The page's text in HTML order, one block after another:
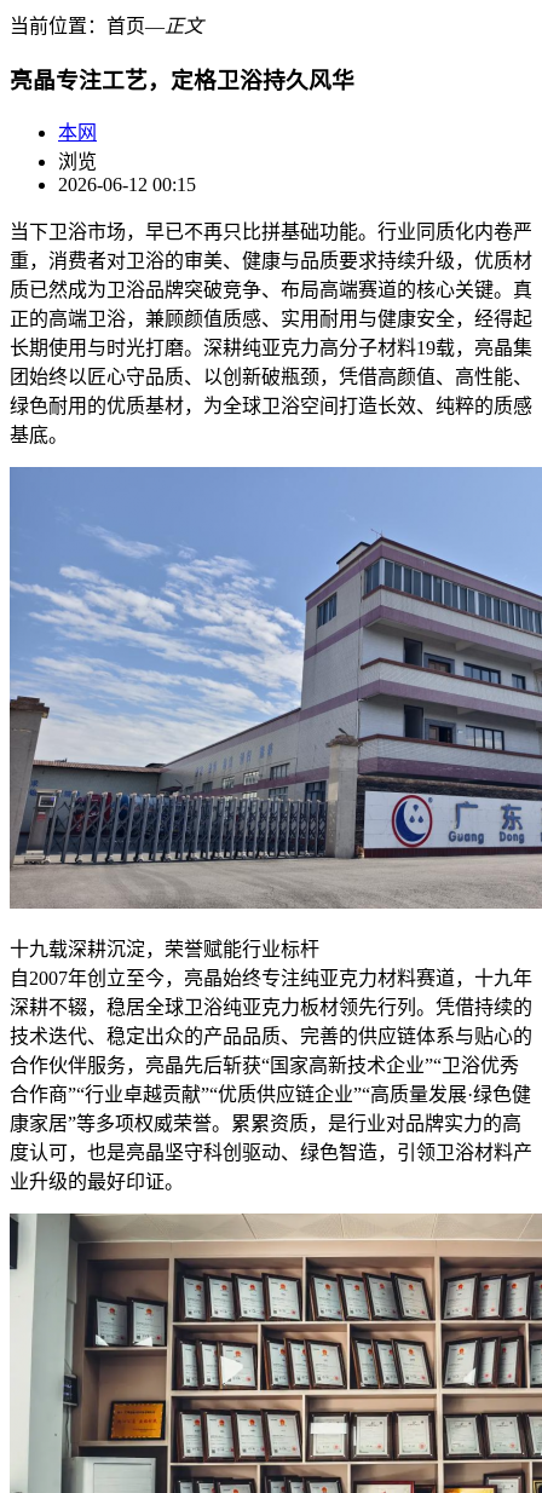
当前位置： 首页―正文
亮晶专注工艺，定格卫浴持久风华
本网
浏览
2026-06-12 00:15
当下卫浴市场，早已不再只比拼基础功能。行业同质化内卷严
重，消费者对卫浴的审美、健康与品质要求持续升级，优质材
质已然成为卫浴品牌突破竞争、布局高端赛道的核心关键。真
正的高端卫浴，兼顾颜值质感、实用耐用与健康安全，经得起
长期使用与时光打磨。深耕纯亚克力高分子材料19载，亮晶集
团始终以匠心守品质、以创新破瓶颈，凭借高颜值、高性能、
绿色耐用的优质基材，为全球卫浴空间打造长效、纯粹的质感
基底。
十九载深耕沉淀，荣誉赋能行业标杆
自2007年创立至今，亮晶始终专注纯亚克力材料赛道，十九年
深耕不辍，稳居全球卫浴纯亚克力板材领先行列。凭借持续的
技术迭代、稳定出众的产品品质、完善的供应链体系与贴心的
合作伙伴服务，亮晶先后斩获“国家高新技术企业”“卫浴优秀
合作商”“行业卓越贡献”“优质供应链企业”“高质量发展·绿色健
康家居”等多项权威荣誉。累累资质，是行业对品牌实力的高
度认可，也是亮晶坚守科创驱动、绿色智造，引领卫浴材料产
业升级的最好印证。